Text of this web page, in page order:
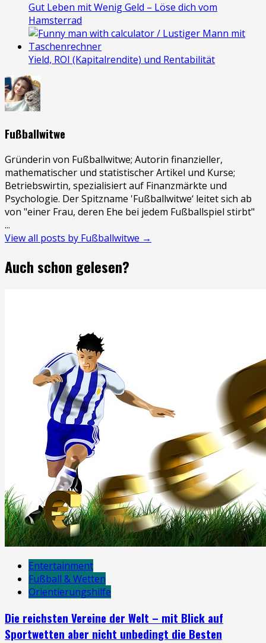
Gut Leben mit Wenig Geld – Löse dich vom
Hamsterrad
Yield, ROI (Kapitalrendite) und Rentabilität
Fußballwitwe
Gründerin von Fußballwitwe; Autorin finanzieller,
mathematischer und statistischer Artikel und Kurse;
Betriebswirtin, spezialisiert auf Finanzmärkte und
Psychologie. Der Spitzname 'Fußballwitwe‘ leitet sich ab
von "einer Frau, deren Ehe bei jedem Fußballspiel stirbt"
...
View all posts by Fußballwitwe →
Auch schon gelesen?
Entertainment
Fußball & Wetten
Orientierungshilfe
Die reichsten Vereine der Welt – mit Blick auf
Sportwetten aber nicht unbedingt die Besten